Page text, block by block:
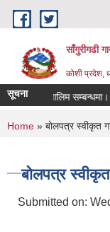
Skip to main content
साँगुरीगढी
कोशी प्रदेश,
सूचना
मुलक तालिम सम्बन्धमा।
You are
Home » बोलपत्र स्वीकृत
बोलपत्र
Submitted on: